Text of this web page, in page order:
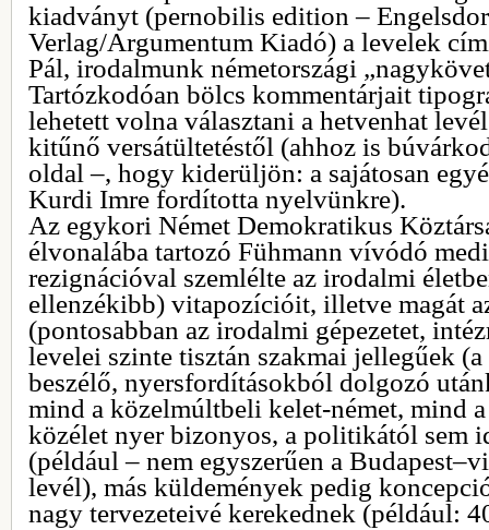
kiadványt (pernobilis edition –
Verlag/Argumentum Kiadó) a levelek
Pál, irodalmunk németországi
Tartózkodóan bölcs kommentárjait
lehetett volna választani a hetvenhat
kitűnő versátültetéstől (ahhoz is
oldal –, hogy kiderüljön: a sajátosan
Kurdi Imre fordította nyelvünkre).
Az egykori Német Demokratikus
élvonalába tartozó Fühmann vívódó
rezignációval szemlélte az irodalmi
ellenzékibb) vitapozícióit, illetve magát
(pontosabban az irodalmi gépezetet,
levelei szinte tisztán szakmai jellegűek
beszélő, nyersfordításokból dolgozó
mind a közelmúltbeli kelet-német, mind
közélet nyer bizonyos, a politikától sem
(például – nem egyszerűen a
levél), más küldemények pedig
nagy tervezeteivé kerekednek (például: